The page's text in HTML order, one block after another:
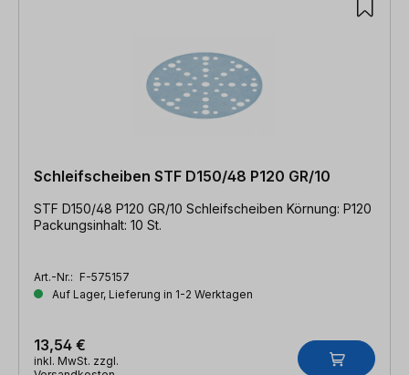
Schleifscheiben STF D150/48 P120 GR/10
STF D150/48 P120 GR/10 Schleifscheiben Körnung: P120
Packungsinhalt: 10 St.
Art.-Nr.: F-575157
Auf Lager, Lieferung in 1-2 Werktagen
13,54 €
inkl. MwSt. zzgl.